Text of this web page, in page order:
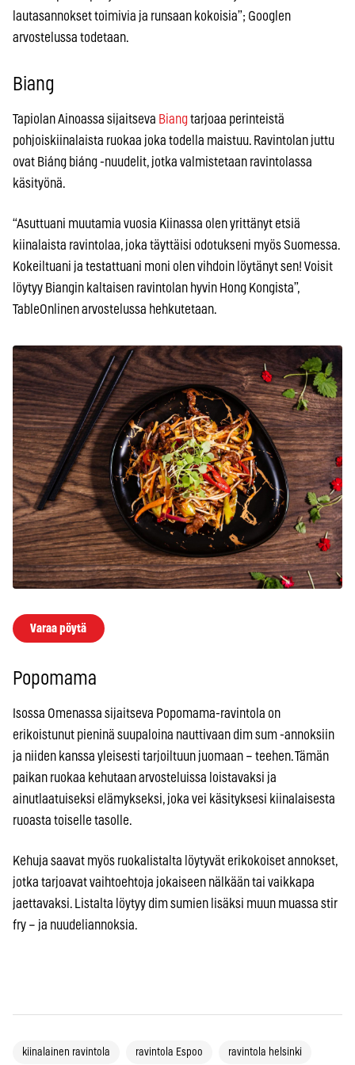
lautasannokset toimivia ja runsaan kokoisia”; Googlen
arvostelussa todetaan.
Biang
Tapiolan Ainoassa sijaitseva Biangtarjoaa perinteistä
pohjoiskiinalaista ruokaa joka todella maistuu. Ravintolan juttu
ovat Biáng biáng -nuudelit, jotka valmistetaan ravintolassa
käsityönä.
“Asuttuani muutamia vuosia Kiinassa olen yrittänyt etsiä
kiinalaista ravintolaa, joka täyttäisi odotukseni myös Suomessa.
Kokeiltuani ja testattuani moni olen vihdoin löytänyt sen! Voisit
löytyy Biangin kaltaisen ravintolan hyvin Hong Kongista”,
TableOnlinen arvostelussa hehkutetaan.
Varaa pöytä
Popomama
Isossa Omenassa sijaitseva Popomama-ravintola on
erikoistunut pieninä suupaloina nauttivaan dim sum -annoksiin
ja niiden kanssa yleisesti tarjoiltuun juomaan – teehen. Tämän
paikan ruokaa kehutaan arvosteluissa loistavaksi ja
ainutlaatuiseksi elämykseksi, joka vei käsityksesi kiinalaisesta
ruoasta toiselle tasolle.
Kehuja saavat myös ruokalistalta löytyvät erikokoiset annokset,
jotka tarjoavat vaihtoehtoja jokaiseen nälkään tai vaikkapa
jaettavaksi. Listalta löytyy dim sumien lisäksi muun muassa stir
fry – ja nuudeliannoksia.
kiinalainen ravintola ravintola Espoo ravintola helsinki